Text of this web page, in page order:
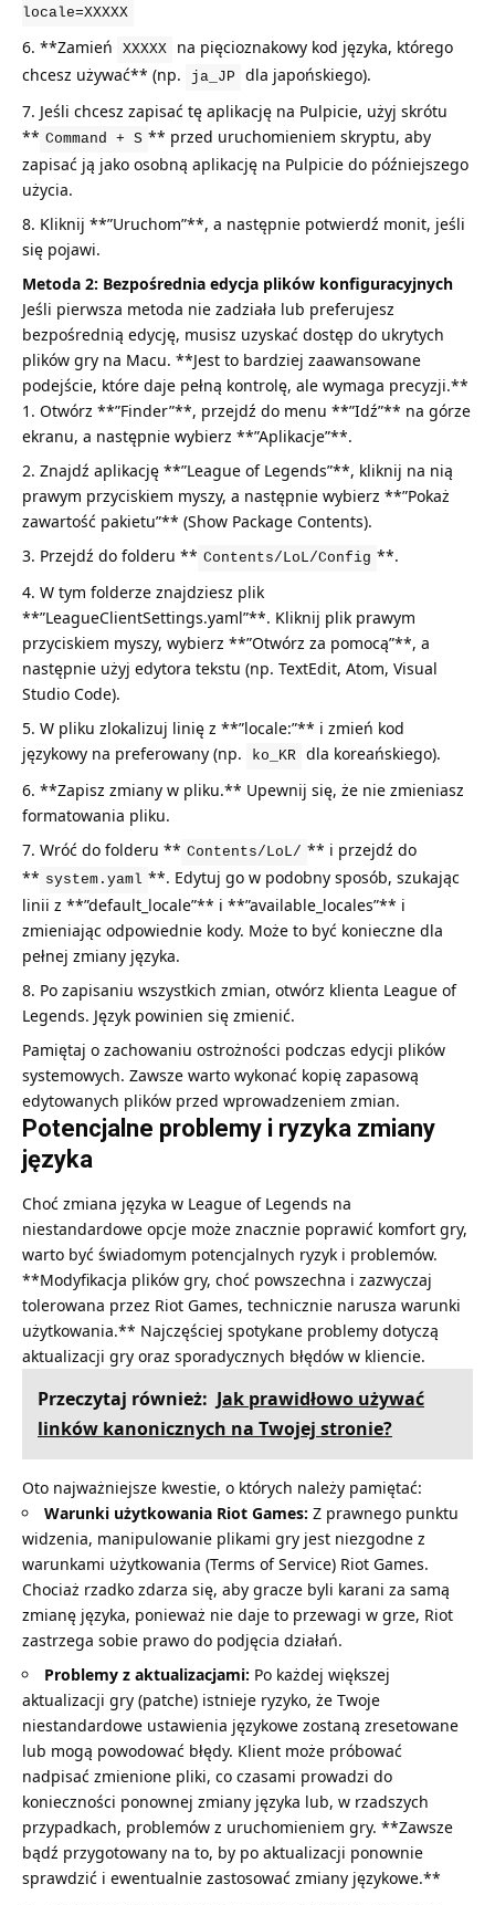
locale=XXXXX
**Zamień XXXXX
na pięcioznakowy kod języka, którego
chcesz używać** (np.
ja_JP
dla japońskiego).
Jeśli chcesz zapisać tę aplikację na Pulpicie, użyj skrótu
** Command + S ** przed uruchomieniem skryptu, aby
zapisać ją jako osobną aplikację na Pulpicie do późniejszego
użycia.
Kliknij **”Uruchom”**, a następnie potwierdź monit, jeśli
się pojawi.
Metoda 2: Bezpośrednia edycja plików konfiguracyjnych
Jeśli pierwsza metoda nie zadziała lub preferujesz
bezpośrednią edycję, musisz uzyskać dostęp do ukrytych
plików gry na Macu. **Jest to bardziej zaawansowane
podejście, które daje pełną kontrolę, ale wymaga precyzji.**
Otwórz **”Finder”**, przejdź do menu **”Idź”** na górze
ekranu, a następnie wybierz **”Aplikacje”**.
Znajdź aplikację **”League of Legends”**, kliknij na nią
prawym przyciskiem myszy, a następnie wybierz **”Pokaż
zawartość pakietu”** (Show Package Contents).
Przejdź do folderu ** Contents/LoL/Config **.
W tym folderze znajdziesz plik
**”LeagueClientSettings.yaml”**. Kliknij plik prawym
przyciskiem myszy, wybierz **”Otwórz za pomocą”**, a
następnie użyj edytora tekstu (np. TextEdit, Atom, Visual
Studio Code).
W pliku zlokalizuj linię z **”locale:”** i zmień kod
językowy na preferowany (np.
ko_KR
dla koreańskiego).
**Zapisz zmiany w pliku.** Upewnij się, że nie zmieniasz
formatowania pliku.
Wróć do folderu ** Contents/LoL/ ** i przejdź do
** system.yaml **. Edytuj go w podobny sposób, szukając
linii z **”default_locale”** i **”available_locales”** i
zmieniając odpowiednie kody. Może to być konieczne dla
pełnej zmiany języka.
Po zapisaniu wszystkich zmian, otwórz klienta League of
Legends. Język powinien się zmienić.
Pamiętaj o zachowaniu ostrożności podczas edycji plików
systemowych. Zawsze warto wykonać kopię zapasową
edytowanych plików przed wprowadzeniem zmian.
Potencjalne problemy i ryzyka zmiany
języka
Choć zmiana języka w League of Legends na
niestandardowe opcje może znacznie poprawić komfort gry,
warto być świadomym potencjalnych ryzyk i problemów.
**Modyfikacja plików gry, choć powszechna i zazwyczaj
tolerowana przez Riot Games, technicznie narusza warunki
użytkowania.** Najczęściej spotykane problemy dotyczą
aktualizacji gry oraz sporadycznych błędów w kliencie.
Przeczytaj również: Jak prawidłowo używać
linków kanonicznych na Twojej stronie?
Oto najważniejsze kwestie, o których należy pamiętać:
Warunki użytkowania Riot Games: Z prawnego punktu
widzenia, manipulowanie plikami gry jest niezgodne z
warunkami użytkowania (Terms of Service) Riot Games.
Chociaż rzadko zdarza się, aby gracze byli karani za samą
zmianę języka, ponieważ nie daje to przewagi w grze, Riot
zastrzega sobie prawo do podjęcia działań.
Problemy z aktualizacjami: Po każdej większej
aktualizacji gry (patche) istnieje ryzyko, że Twoje
niestandardowe ustawienia językowe zostaną zresetowane
lub mogą powodować błędy. Klient może próbować
nadpisać zmienione pliki, co czasami prowadzi do
konieczności ponownej zmiany języka lub, w rzadszych
przypadkach, problemów z uruchomieniem gry. **Zawsze
bądź przygotowany na to, by po aktualizacji ponownie
sprawdzić i ewentualnie zastosować zmiany językowe.**